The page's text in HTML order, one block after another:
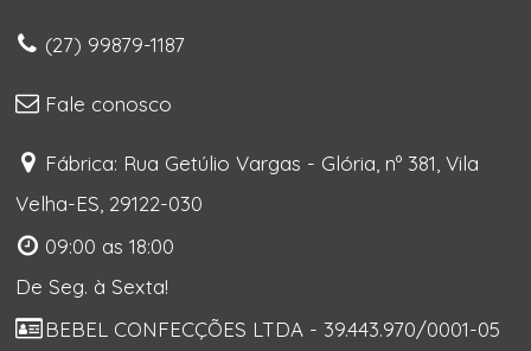
(27) 99879-1187
Fale conosco
Fábrica: Rua Getúlio Vargas - Glória, nº 381, Vila
Velha-ES, 29122-030
09:00 as 18:00
De Seg. à Sexta!
BEBEL CONFECÇÕES LTDA - 39.443.970/0001-05